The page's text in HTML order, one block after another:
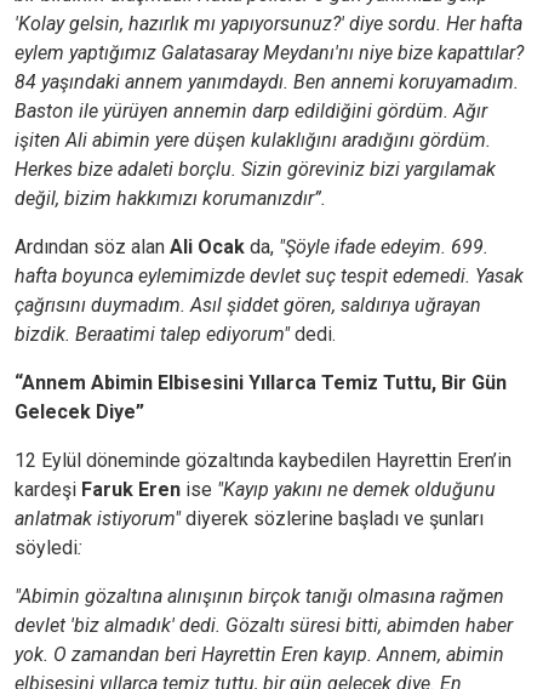
'Kolay gelsin, hazırlık mı yapıyorsunuz?' diye sordu. Her hafta
eylem yaptığımız Galatasaray Meydanı'nı niye bize kapattılar?
84 yaşındaki annem yanımdaydı. Ben annemi koruyamadım.
Baston ile yürüyen annemin darp edildiğini gördüm. Ağır
işiten Ali abimin yere düşen kulaklığını aradığını gördüm.
Herkes bize adaleti borçlu. Sizin göreviniz bizi yargılamak
değil, bizim hakkımızı korumanızdır”.
Ardından söz alan Ali Ocak da, "Şöyle ifade edeyim. 699.
hafta boyunca eylemimizde devlet suç tespit edemedi. Yasak
çağrısını duymadım. Asıl şiddet gören, saldırıya uğrayan
bizdik. Beraatimi talep ediyorum"dedi.
“Annem Abimin Elbisesini Yıllarca Temiz Tuttu, Bir Gün
Gelecek Diye”
12 Eylül döneminde gözaltında kaybedilen Hayrettin Eren’in
kardeşi Faruk Eren ise "Kayıp yakını ne demek olduğunu
anlatmak istiyorum"diyerek sözlerine başladı ve şunları
söyledi:
"Abimin gözaltına alınışının birçok tanığı olmasına rağmen
devlet 'biz almadık' dedi. Gözaltı süresi bitti, abimden haber
yok. O zamandan beri Hayrettin Eren kayıp. Annem, abimin
elbisesini yıllarca temiz tuttu, bir gün gelecek diye. En